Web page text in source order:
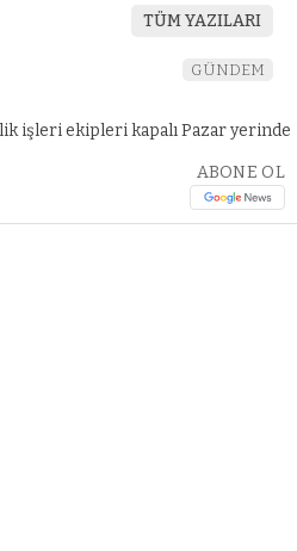
TÜM YAZILARI
GÜNDEM
ABONE OL